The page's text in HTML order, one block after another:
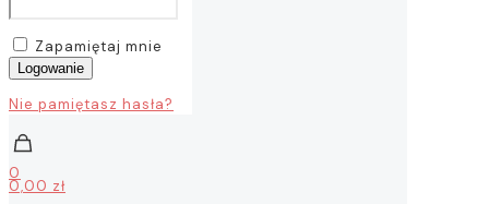
Zapamiętaj mnie
Logowanie
Nie pamiętasz hasła?
0
0,00 zł